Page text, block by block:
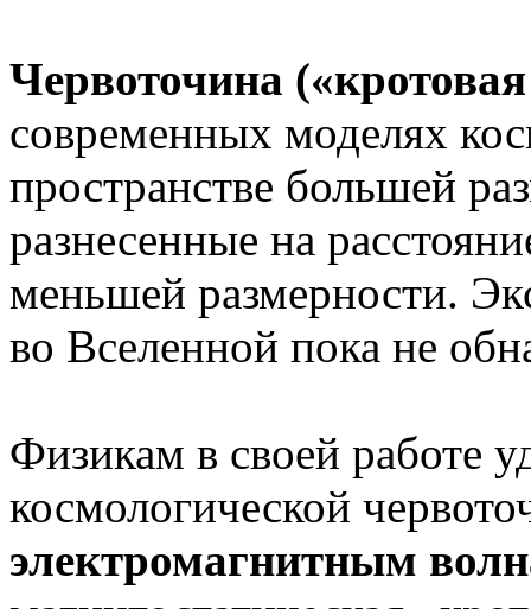
Червоточина
современных моделях
пространстве большей
разнесенные на
меньшей размерности.
во Вселенной пока не
Физикам в своей работе
космологической
электромагнитным